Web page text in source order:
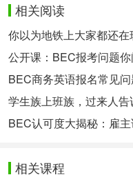
（from 剑桥商务英语
个级别。
3、BEC考试内容
四六级考试主要考查
BEC考试则注重考察
流能力。
考试由阅读、写作、
相关阅读
你以为地铁上大家都还
公开课：BEC报考问题
BEC商务英语报名常见
学生族上班族，过来人
BEC认可度大揭秘：雇
相关课程